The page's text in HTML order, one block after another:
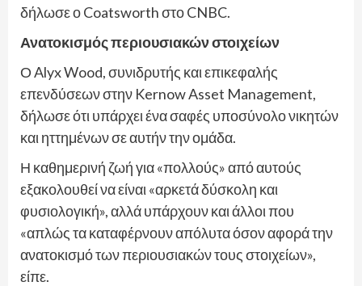
δήλωσε ο Coatsworth στο CNBC.
Ανατοκισμός περιουσιακών στοιχείων
Ο Alyx Wood, συνιδρυτής και επικεφαλής
επενδύσεων στην Kernow Asset Management,
δήλωσε ότι υπάρχει ένα σαφές υποσύνολο νικητών
και ηττημένων σε αυτήν την ομάδα.
Η καθημερινή ζωή για «πολλούς» από αυτούς
εξακολουθεί να είναι «αρκετά δύσκολη και
φυσιολογική», αλλά υπάρχουν και άλλοι που
«απλώς τα καταφέρνουν απόλυτα όσον αφορά την
ανατοκισμό των περιουσιακών τους στοιχείων»,
είπε.